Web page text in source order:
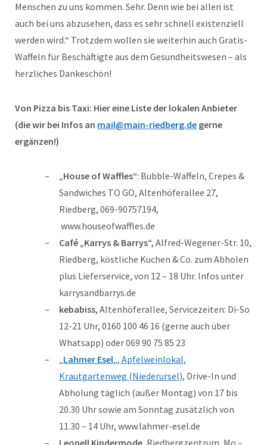
Menschen zu uns kommen. Sehr. Denn wie bei allen ist
auch bei uns abzusehen, dass es sehr schnell existenziell
werden wird.“ Trotzdem wollen sie weiterhin auch Gratis-
Waffeln für Beschäftigte aus dem Gesundheitswesen – als
herzliches Dankeschön!
Von Pizza bis Taxi: Hier eine Liste der lokalen Anbieter
(die wir bei Infos an mail@main-riedberg.de gerne
ergänzen!)
„House of Waffles“: Bubble-Waffeln, Crepes &
Sandwiches TO GO, Altenhöferallee 27,
Riedberg, 069-90757194,
www.houseofwaffles.de
Café „Karrys & Barrys“, Alfred-Wegener-Str. 10,
Riedberg, köstliche Kuchen & Co. zum Abholen
plus Lieferservice, von 12 – 18 Uhr. Infos unter
karrysandbarrys.de
kebabiss, Altenhöferallee, Servicezeiten: Di-So
12-21 Uhr, 0160 100 46 16 (gerne auch über
Whatsapp) oder 069 90 75 85 23
„Lahmer Esel„, Apfelweinlokal,
Krautgartenweg (Niederursel), Drive-In und
Abholung täglich (außer Montag) von 17 bis
20.30 Uhr sowie am Sonntag zusätzlich von
11.30 – 14 Uhr, www.lahmer-esel.de